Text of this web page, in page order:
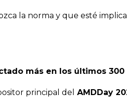
la norma y que esté
más en los últimos 300
principal del AMDDay